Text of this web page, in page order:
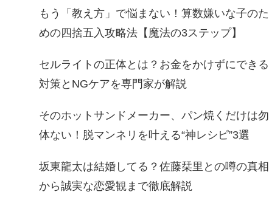
もう「教え方」で悩まない！算数嫌いな子のた
めの四捨五入攻略法【魔法の3ステップ】
セルライトの正体とは？お金をかけずにできる
対策とNGケアを専門家が解説
そのホットサンドメーカー、パン焼くだけは勿
体ない！脱マンネリを叶える“神レシピ”3選
坂東龍太は結婚してる？佐藤栞里との噂の真相
から誠実な恋愛観まで徹底解説